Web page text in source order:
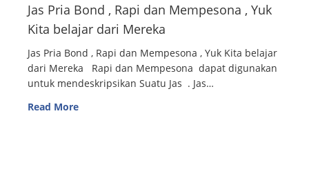
Jas Pria Bond , Rapi dan Mempesona , Yuk
Kita belajar dari Mereka
Jas Pria Bond , Rapi dan Mempesona , Yuk Kita belajar
dari Mereka Rapi dan Mempesona dapat digunakan
untuk mendeskripsikan Suatu Jas . Jas…
Read More